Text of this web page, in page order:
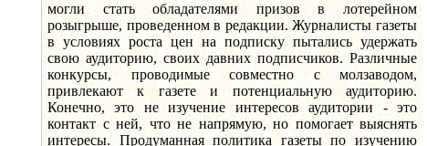
могли стать обладателями призов в лотерейном
розыгрыше, проведенном в редакции. Журналисты газеты
в условиях роста цен на подписку пытались удержать
свою аудиторию, своих давних подписчиков. Различные
конкурсы, проводимые совместно с молзаводом,
привлекают к газете и потенциальную аудиторию.
Конечно, это не изучение интересов аудитории - это
контакт с ней, что не напрямую, но помогает выяснять
интересы. Продуманная политика газеты по изучению